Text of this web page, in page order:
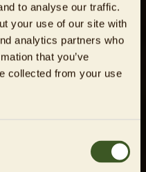
to analyse our traffic.
your use of our site with
analytics partners who
that you’ve
collected from your use